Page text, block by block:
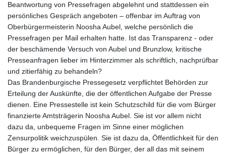
Beantwortung von Pressefragen abgelehnt und stattdessen ein
persönliches Gespräch angeboten – offenbar im Auftrag von
Oberbürgermeisterin Noosha Aubel, welche persönlich die
Pressefragen per Mail erhalten hatte. Ist das Transparenz - oder
der beschämende Versuch von Aubel und Brunzlow, kritische
Presseanfragen lieber im Hinterzimmer als schriftlich, nachprüfbar
und zitierfähig zu behandeln?
Das Brandenburgische Pressegesetz verpflichtet Behörden zur
Erteilung der Auskünfte, die der öffentlichen Aufgabe der Presse
dienen. Eine Pressestelle ist kein Schutzschild für die vom Bürger
finanzierte Amtsträgerin Noosha Aubel. Sie ist vor allem nicht
dazu da, unbequeme Fragen im Sinne einer möglichen
Zensurpolitik weichzuspülen. Sie ist dazu da, Öffentlichkeit für den
Bürger zu ermöglichen, für den Bürger, der all das mit seinem